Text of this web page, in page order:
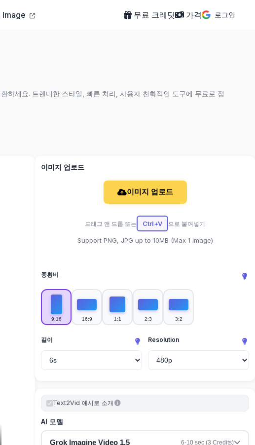
Image 무료 크레딧 가격 로그인
하세요. 트렌디한 스타일, 빠른 처리, 사용자 친화적인 도구에 무료로 접
이미지 업로드
이미지 업로드
드래그 앤 드롭 또는 Ctrl+V 으로 붙여넣기
Support PNG, JPG up to 10MB (Max 1 image)
종횡비
9:16 16:9 1:1 2:3 3:2
길이 Resolution
Text2Vid 예시로 소개
AI 모델
Grok Imagine Video 1.5 6-10 sec (3 Credits)